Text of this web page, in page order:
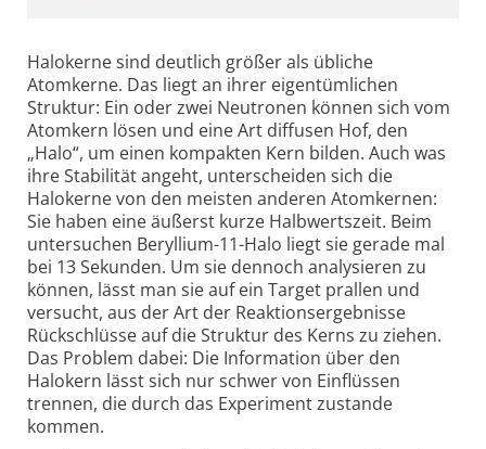
Halokerne sind deutlich größer als übliche
Atomkerne. Das liegt an ihrer eigentümlichen
Struktur: Ein oder zwei Neutronen können sich vom
Atomkern lösen und eine Art diffusen Hof, den
„Halo“, um einen kompakten Kern bilden. Auch was
ihre Stabilität angeht, unterscheiden sich die
Halokerne von den meisten anderen Atomkernen:
Sie haben eine äußerst kurze Halbwertszeit. Beim
untersuchen Beryllium-11-Halo liegt sie gerade mal
bei 13 Sekunden. Um sie dennoch analysieren zu
können, lässt man sie auf ein Target prallen und
versucht, aus der Art der Reaktionsergebnisse
Rückschlüsse auf die Struktur des Kerns zu ziehen.
Das Problem dabei: Die Information über den
Halokern lässt sich nur schwer von Einflüssen
trennen, die durch das Experiment zustande
kommen.